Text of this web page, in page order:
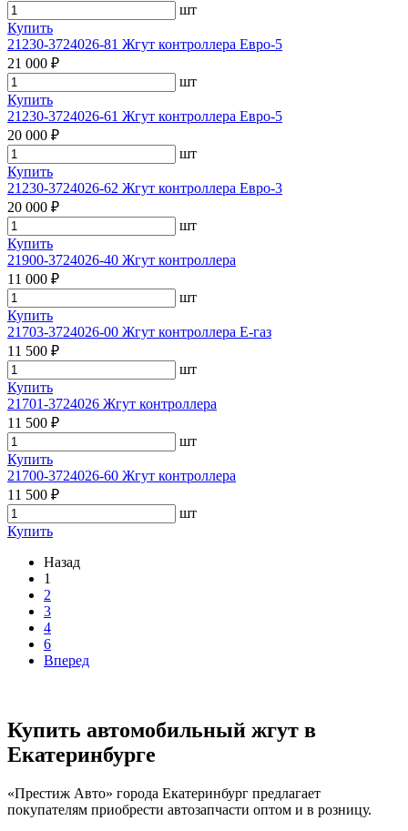
шт
Купить
21230-3724026-81 Жгут контроллера Евро-5
21 000 ₽
шт
Купить
21230-3724026-61 Жгут контроллера Евро-5
20 000 ₽
шт
Купить
21230-3724026-62 Жгут контроллера Евро-3
20 000 ₽
шт
Купить
21900-3724026-40 Жгут контроллера
11 000 ₽
шт
Купить
21703-3724026-00 Жгут контроллера Е-газ
11 500 ₽
шт
Купить
21701-3724026 Жгут контроллера
11 500 ₽
шт
Купить
21700-3724026-60 Жгут контроллера
11 500 ₽
шт
Купить
Назад
1
2
3
4
6
Вперед
Купить автомобильный жгут в
Екатеринбурге
«Престиж Авто» города Екатеринбург предлагает
покупателям приобрести автозапчасти оптом и в розницу.